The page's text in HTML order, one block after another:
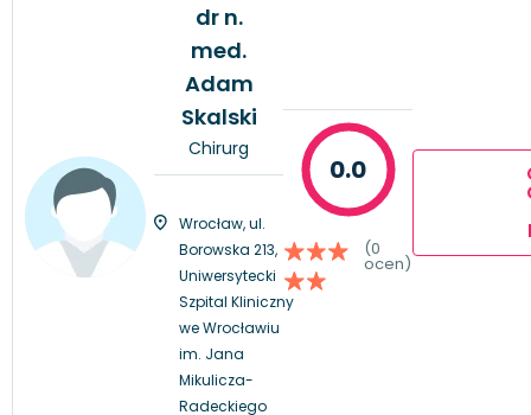
dr n.
med.
Adam
Skalski
Chirurg
Wrocław, ul.
Borowska 213,
Uniwersytecki
Szpital Kliniczny
we Wrocławiu
im. Jana
Mikulicza-
Radeckiego
0.0
(0
ocen)